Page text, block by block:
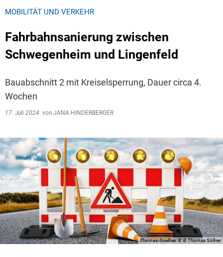
MOBILITÄT UND VERKEHR
Fahrbahnsanierung zwischen
Schwegenheim und Lingenfeld
Bauabschnitt 2 mit Kreiselsperrung, Dauer circa 4.
Wochen
17. Juli 2024 von JANA HINDERBERGER
Thomas-Soellner, © © Thomas Söllner